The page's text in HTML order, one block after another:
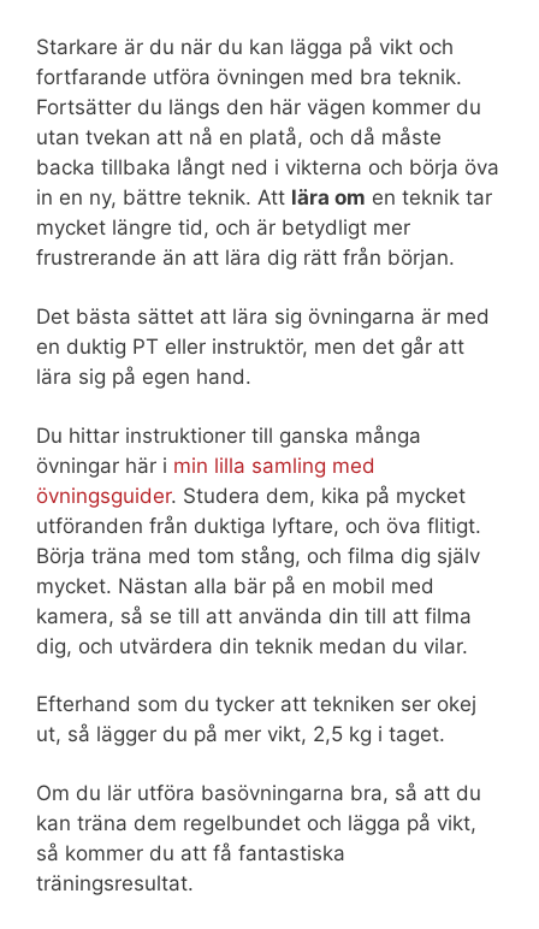
Starkare är du när du kan lägga på vikt och
fortfarande utföra övningen med bra teknik.
Fortsätter du längs den här vägen kommer du
utan tvekan att nå en platå, och då måste
backa tillbaka långt ned i vikterna och börja öva
in en ny, bättre teknik. Att lära om en teknik tar
mycket längre tid, och är betydligt mer
frustrerande än att lära dig rätt från början.
Det bästa sättet att lära sig övningarna är med
en duktig PT eller instruktör, men det går att
lära sig på egen hand.
Du hittar instruktioner till ganska många
övningar här i min lilla samling med
övningsguider. Studera dem, kika på mycket
utföranden från duktiga lyftare, och öva flitigt.
Börja träna med tom stång, och filma dig själv
mycket. Nästan alla bär på en mobil med
kamera, så se till att använda din till att filma
dig, och utvärdera din teknik medan du vilar.
Efterhand som du tycker att tekniken ser okej
ut, så lägger du på mer vikt, 2,5 kg i taget.
Om du lär utföra basövningarna bra, så att du
kan träna dem regelbundet och lägga på vikt,
så kommer du att få fantastiska
träningsresultat.